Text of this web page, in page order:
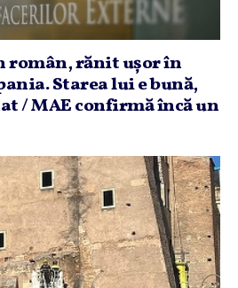
român, rănit uşor în
Starea lui e bună,
/ MAE confirmă încă un